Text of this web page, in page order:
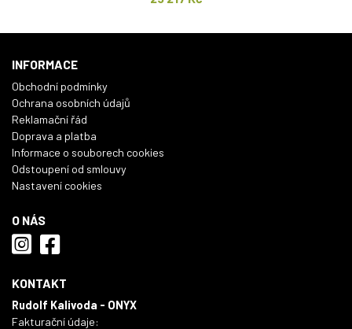
INFORMACE
Obchodní podmínky
Ochrana osobních údajů
Reklamační řád
Doprava a platba
Informace o souborech cookies
Odstoupení od smlouvy
Nastavení cookies
O NÁS
KONTAKT
Rudolf Kalivoda - ONYX
Fakturační údaje: